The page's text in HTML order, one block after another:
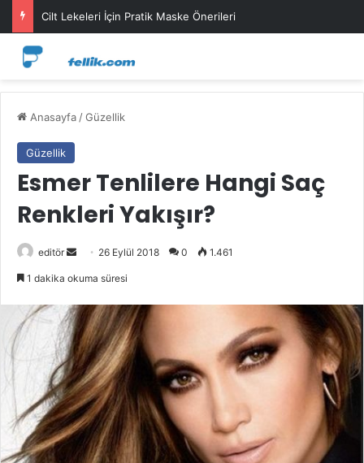
Cilt Lekeleri İçin Pratik Maske Önerileri
Anasayfa /Güzellik
Güzellik
Esmer Tenlilere Hangi Saç
Renkleri Yakışır?
editör
Bir
göndermek
26 Eylül 2018 0 1.461
1 dakika okuma süresi